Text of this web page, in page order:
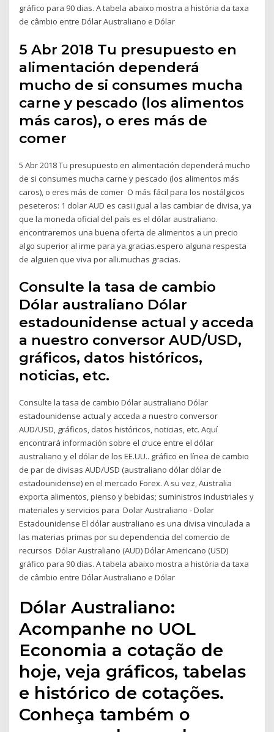
gráfico para 90 dias. A tabela abaixo mostra a história da taxa
de câmbio entre Dólar Australiano e Dólar
5 Abr 2018 Tu presupuesto en
alimentación dependerá
mucho de si consumes mucha
carne y pescado (los alimentos
más caros), o eres más de
comer
5 Abr 2018 Tu presupuesto en alimentación dependerá mucho
de si consumes mucha carne y pescado (los alimentos más
caros), o eres más de comer O más fácil para los nostálgicos
peseteros: 1 dolar AUD es casi igual a las cambiar de divisa, ya
que la moneda oficial del país es el dólar australiano.
encontraremos una buena oferta de alimentos a un precio
algo superior al irme para ya.gracias.espero alguna respesta
de alguien que viva por alli.muchas gracias.
Consulte la tasa de cambio
Dólar australiano Dólar
estadounidense actual y acceda
a nuestro conversor AUD/USD,
gráficos, datos históricos,
noticias, etc.
Consulte la tasa de cambio Dólar australiano Dólar
estadounidense actual y acceda a nuestro conversor
AUD/USD, gráficos, datos históricos, noticias, etc. Aquí
encontrará información sobre el cruce entre el dólar
australiano y el dólar de los EE.UU.. gráfico en línea de cambio
de par de divisas AUD/USD (australiano dólar dólar de
estadounidense) en el mercado Forex. A su vez, Australia
exporta alimentos, pienso y bebidas; suministros industriales y
materiales y servicios para Dolar Australiano - Dolar
Estadounidense El dólar australiano es una divisa vinculada a
las materias primas por su dependencia del comercio de
recursos Dólar Australiano (AUD) Dólar Americano (USD)
gráfico para 90 dias. A tabela abaixo mostra a história da taxa
de câmbio entre Dólar Australiano e Dólar
Dólar Australiano:
Acompanhe no UOL
Economia a cotação de
hoje, veja gráficos, tabelas
e histórico de cotações.
Conheça também o